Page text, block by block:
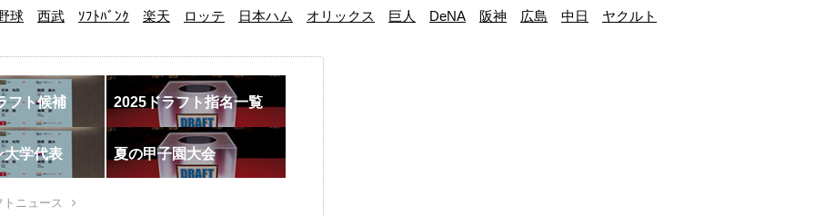
球 西武 ｿﾌﾄﾊﾞﾝｸ 楽天 ロッテ 日本ハム オリックス 巨人 DeNA 阪神 広島 中日 ヤクルト
フト候補 2025ドラフト指名一覧
大学代表 夏の甲子園大会
ニュース